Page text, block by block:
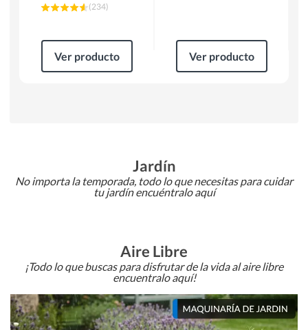
(234)
Ver producto Ver producto
Jardín
No importa la temporada, todo lo que necesitas para cuidar
tu jardín encuéntralo aquí
Aire Libre
¡Todo lo que buscas para disfrutar de la vida al aire libre
encuentralo aquí!